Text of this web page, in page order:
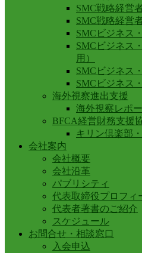
SMC戦略経営
SMC戦略経営
SMCビジネス
SMCビジネス
用）
SMCビジネス
SMCビジネス
海外視察進出支援
海外視察レポ
BFCA経営財務支援
キリン倶楽部
会社案内
会社概要
会社沿革
パブリシティ
代表取締役プロフィ
代表者著書のご紹介
スケジュール
お問合せ・相談窓口
入会申込